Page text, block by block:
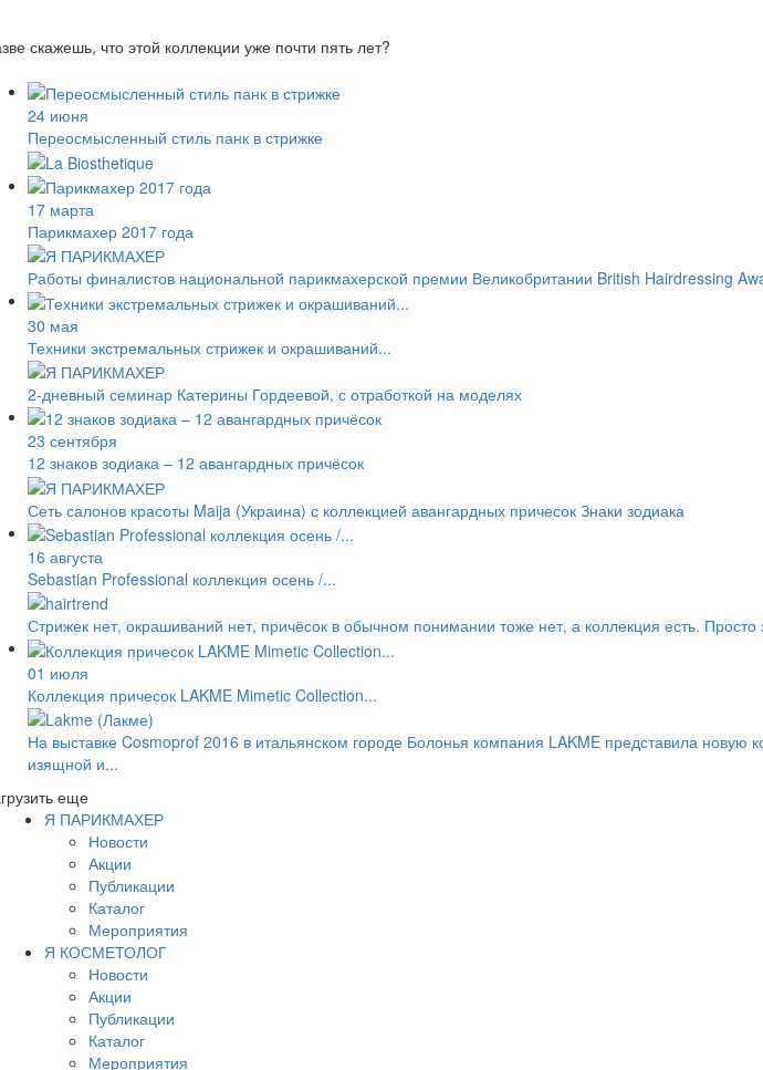
скажешь, что этой коллекции уже почти пять лет?
24 июня
Переосмысленный стиль панк в стрижке
17 марта
Парикмахер 2017 года
Работы финалистов национальной парикмахерской премии Великобритании British Hairdressing
30 мая
Техники экстремальных стрижек и окрашиваний...
2-дневный семинар Катерины Гордеевой, с отработкой на моделях
23 сентября
12 знаков зодиака – 12 авангардных причёсок
Сеть салонов красоты Maija (Украина) с коллекцией авангардных причесок Знаки зодиака
16 августа
Sebastian Professional коллекция осень /...
Стрижек нет, окрашиваний нет, причёсок в обычном понимании тоже нет, а коллекция есть. Просто
01 июля
Коллекция причесок LAKME Mimetic Collection...
На выставке Cosmoprof 2016 в итальянском городе Болонья компания LAKME представила
изящной и...
еще
Я ПАРИКМАХЕР
Новости
Акции
Публикации
Каталог
Мероприятия
Я КОСМЕТОЛОГ
Новости
Акции
Публикации
Каталог
Мероприятия